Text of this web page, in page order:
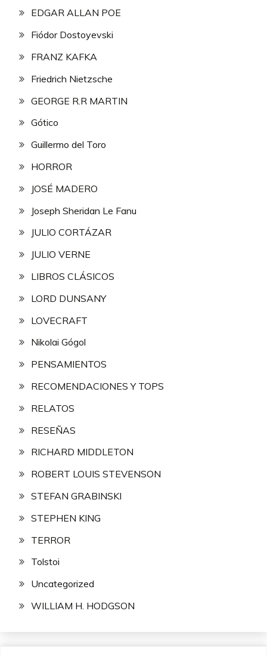
EDGAR ALLAN POE
Fiódor Dostoyevski
FRANZ KAFKA
Friedrich Nietzsche
GEORGE R.R MARTIN
Gótico
Guillermo del Toro
HORROR
JOSÉ MADERO
Joseph Sheridan Le Fanu
JULIO CORTÁZAR
JULIO VERNE
LIBROS CLÁSICOS
LORD DUNSANY
LOVECRAFT
Nikolai Gógol
PENSAMIENTOS
RECOMENDACIONES Y TOPS
RELATOS
RESEÑAS
RICHARD MIDDLETON
ROBERT LOUIS STEVENSON
STEFAN GRABINSKI
STEPHEN KING
TERROR
Tolstoi
Uncategorized
WILLIAM H. HODGSON